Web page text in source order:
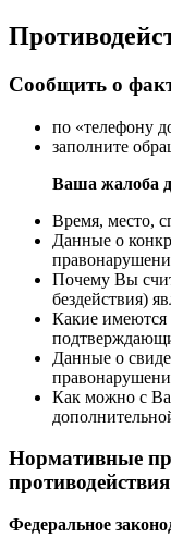
Сообщить о
по «телефону
заполните
Ваша жалоба
Время, место,
Данные о
Почему Вы
бездействия)
Какие имеются
Данные о
Как можно с
Нормативные
Федеральное